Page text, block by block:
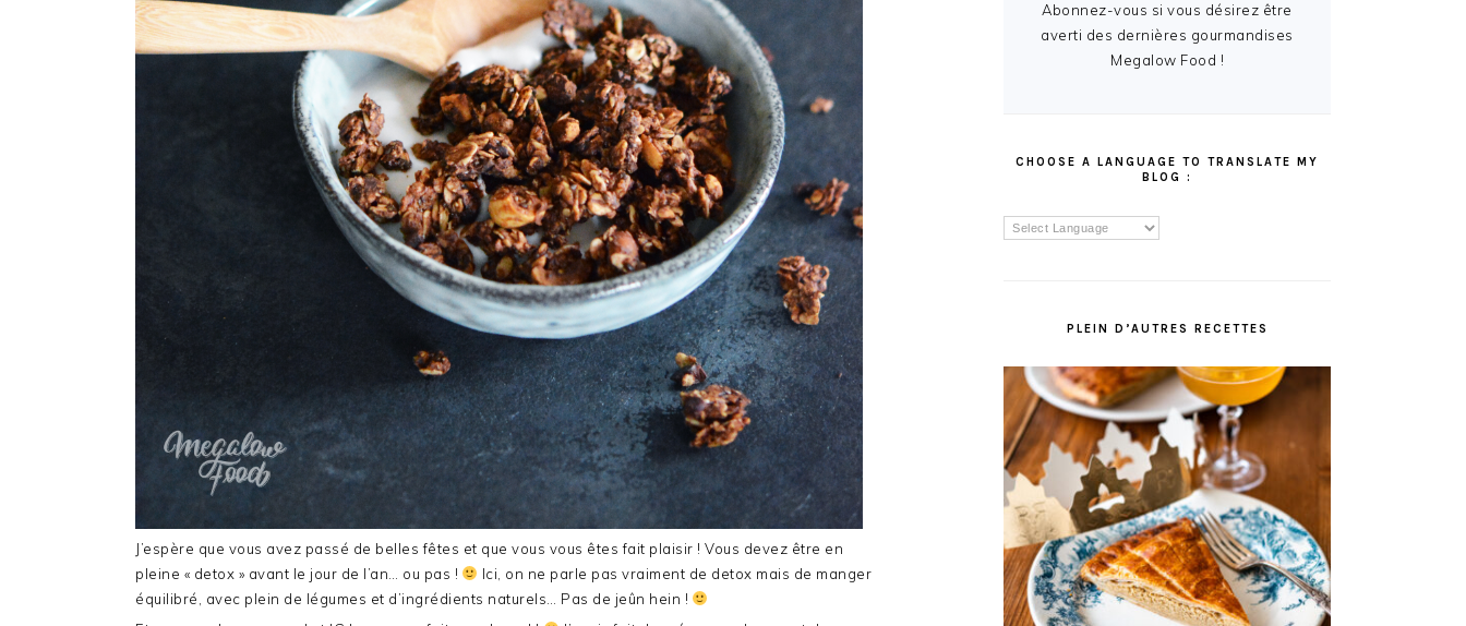
J’espère que vous avez passé de belles fêtes et que vous vous êtes fait plaisir ! Vous devez être en
pleine « detox » avant le jour de l’an… ou pas !
Ici, on ne parle pas vraiment de detox mais de manger
équilibré, avec plein de légumes et d’ingrédients naturels… Pas de jeûn hein !
Abonnez-vous si vous désirez être
averti des dernières gourmandises
Megalow Food !
CHOOSE A LANGUAGE TO TRANSLATE MY
BLOG :
PLEIN D’AUTRES RECETTES